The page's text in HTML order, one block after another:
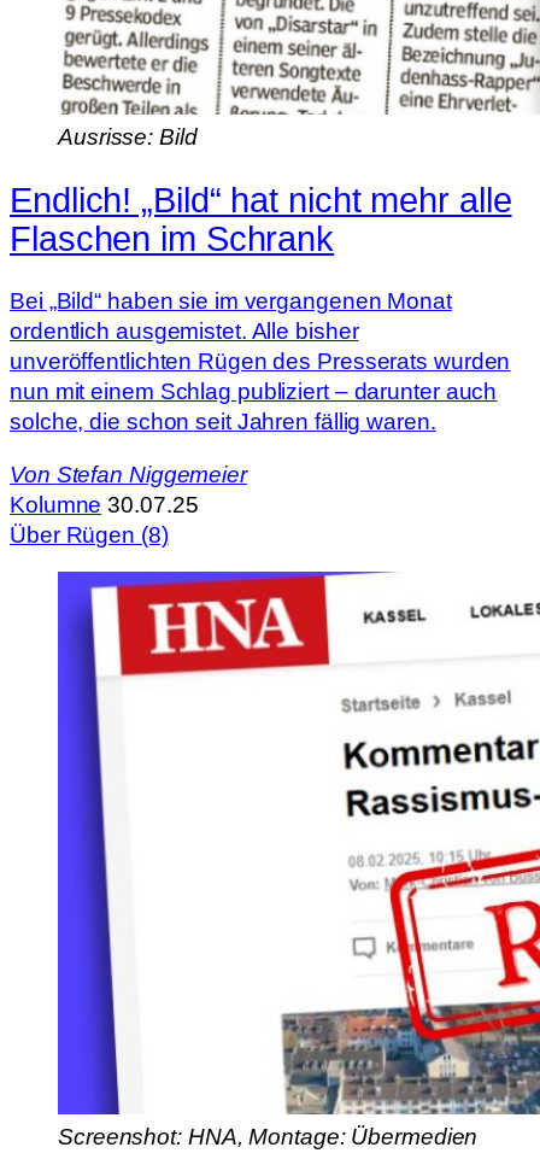
Ausrisse: Bild
Endlich! „Bild“ hat nicht mehr alle
Flaschen im Schrank
Bei „Bild“ haben sie im vergangenen Monat
ordentlich ausgemistet. Alle bisher
unveröffentlichten Rügen des Presserats wurden
nun mit einem Schlag publiziert – darunter auch
solche, die schon seit Jahren fällig waren.
Von Stefan Niggemeier
Kolumne 30.07.25
Über Rügen (8)
Screenshot: HNA, Montage: Übermedien